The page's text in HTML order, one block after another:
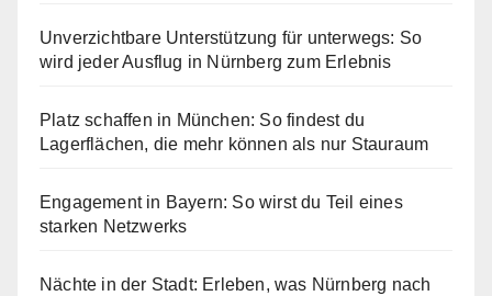
Unverzichtbare Unterstützung für unterwegs: So
wird jeder Ausflug in Nürnberg zum Erlebnis
Platz schaffen in München: So findest du
Lagerflächen, die mehr können als nur Stauraum
Engagement in Bayern: So wirst du Teil eines
starken Netzwerks
Nächte in der Stadt: Erleben, was Nürnberg nach